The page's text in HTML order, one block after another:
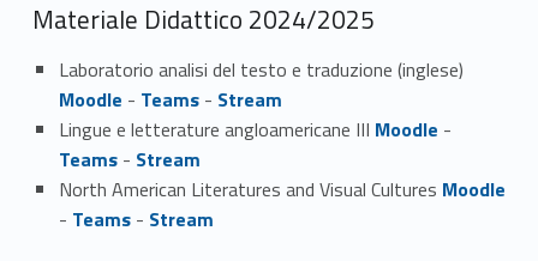
Materiale Didattico 2024/2025
Laboratorio analisi del testo e traduzione (inglese)
Moodle - Teams- Stream
Lingue e letterature angloamericane III Moodle -
Teams- Stream
North American Literatures and Visual Cultures Moodle
- Teams- Stream